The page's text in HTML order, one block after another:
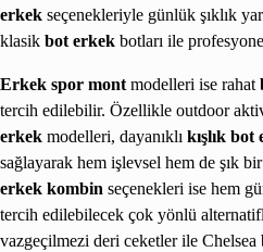
erkek seçenekleriyle günlük şıklık
klasik bot erkek botları ile
Erkek spor mont modelleri ise rahat
tercih edilebilir. Özellikle outdoor
erkek modelleri, dayanıklı kışlık bot
sağlayarak hem işlevsel hem de şık
erkek kombin seçenekleri ise hem
tercih edilebilecek çok yönlü
vazgeçilmezi deri ceketler ile Chelsea